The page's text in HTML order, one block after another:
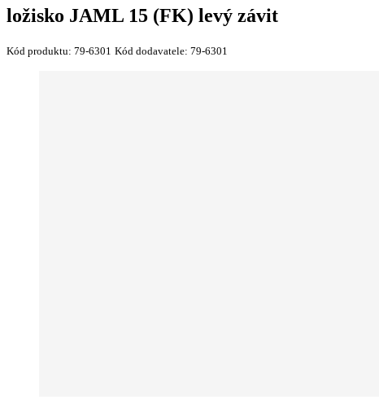
ložisko JAML 15 (FK) levý závit
Kód produktu: 79-6301 Kód dodavatele: 79-6301